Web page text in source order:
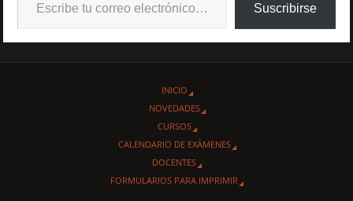
Suscribirse
INICIO
NOVEDADES
CURSOS
CALENDARIO DE EXÁMENES
DOCENTES
FORMULARIOS PARA IMPRIMIR